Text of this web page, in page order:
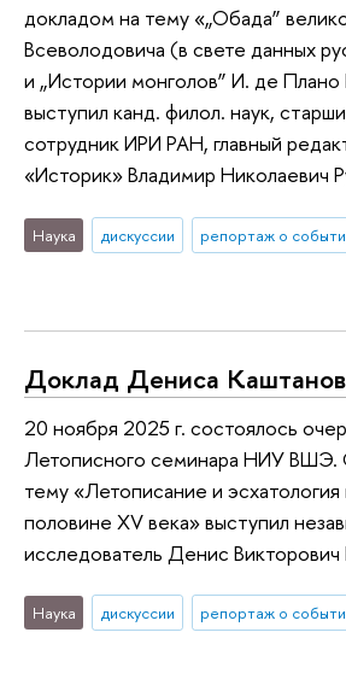
докладом на тему «„Обада”
Всеволодовича (в свете данных
и „Истории монголов” И. де
выступил канд. филол. наук,
сотрудник ИРИ РАН, главный
«Историк» Владимир Николаевич
Наука дискуссии репортаж о
Доклад Дениса
20 ноября 2025 г. состоялось
Летописного семинара НИУ ВШЭ.
тему «Летописание и эсхатология
половине XV века» выступил
исследователь Денис Викторович
Наука дискуссии репортаж о